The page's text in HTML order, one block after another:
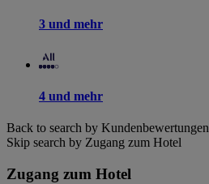
3 und mehr
4 und mehr
Back to search by Kundenbewertungen
Skip search by Zugang zum Hotel
Zugang zum Hotel